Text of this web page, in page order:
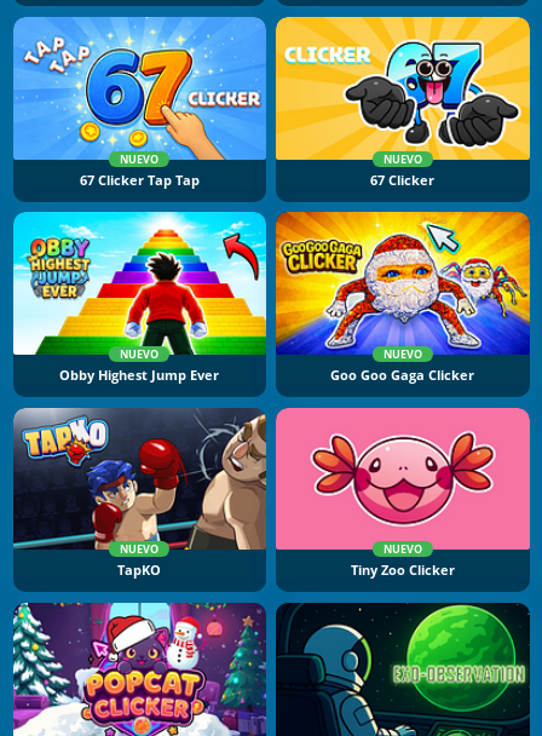
NUEVO
67 Clicker Tap Tap
NUEVO
67 Clicker
NUEVO
Obby Highest Jump Ever
NUEVO
Goo Goo Gaga Clicker
NUEVO
TapKO
NUEVO
Tiny Zoo Clicker